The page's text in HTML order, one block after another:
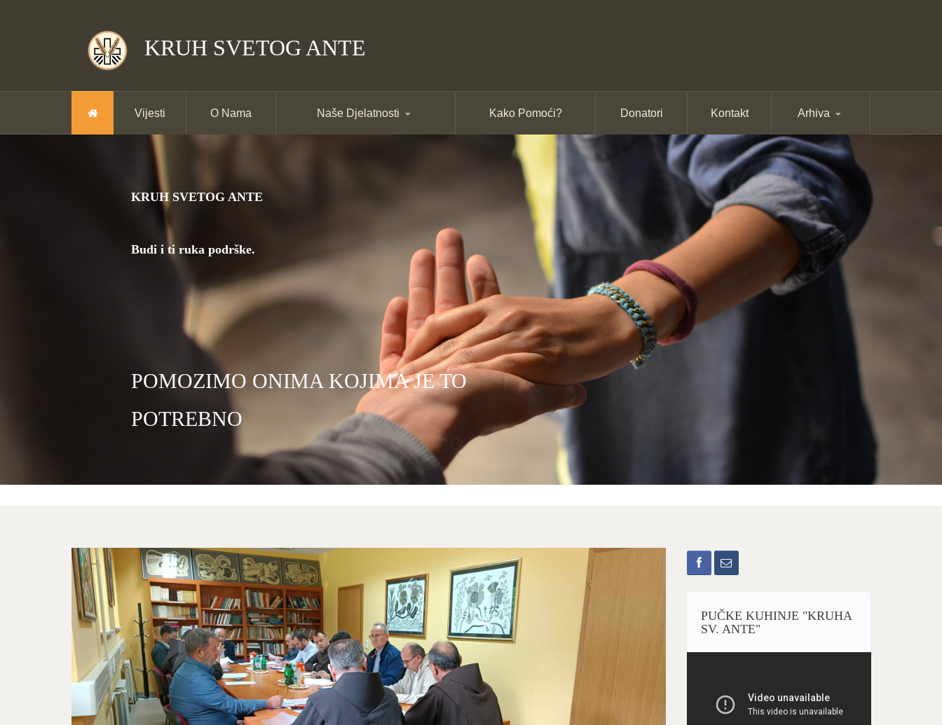
KRUH SVETOG ANTE
Vijesti O Nama Naše Djelatnosti Kako Pomoći? Donatori Kontakt Arhiva
KRUH SVETOG ANTE
Budi i ti ruka podrške.
POMOZIMO ONIMA KOJIMA JE TO
POTREBNO
PUČKE KUHINJE "KRUHA
SV. ANTE"